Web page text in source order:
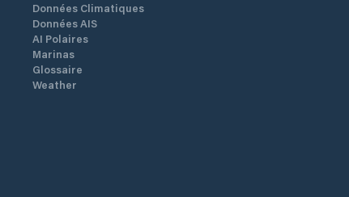
Données Climatiques
Données AIS
AI Polaires
Marinas
Glossaire
Weather